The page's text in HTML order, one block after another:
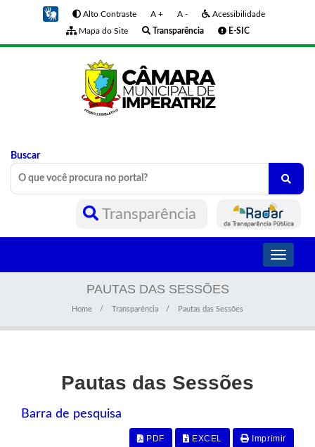
Alto Contraste A + A -
Acessibilidade
Mapa do Site
Transparência E-SIC
Buscar
Transparência
Toggle
PAUTAS DAS SESSÕES
Home Transparência Pautas das Sessões
Pautas das Sessões
Barra de pesquisa
PDF EXCEL Imprimir